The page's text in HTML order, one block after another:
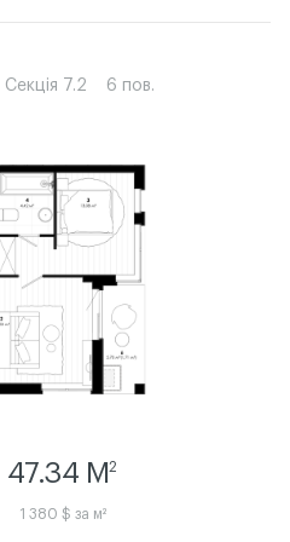
Секція 7.2 6 пов.
47.34 M 2
1 380 $ за м²